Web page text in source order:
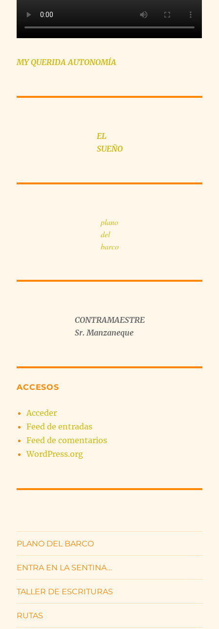
MY QUERIDA AUTONOMÍA
EL
SUEÑO
plano
del
barco
CONTRAMAESTRE
Sr. Manzaneque
ACCESOS
Acceder
Feed de entradas
Feed de comentarios
WordPress.org
PLANO DEL BARCO
ENTRA EN LA SENTINA…
TALLER DE ESCRITURAS
RUTAS